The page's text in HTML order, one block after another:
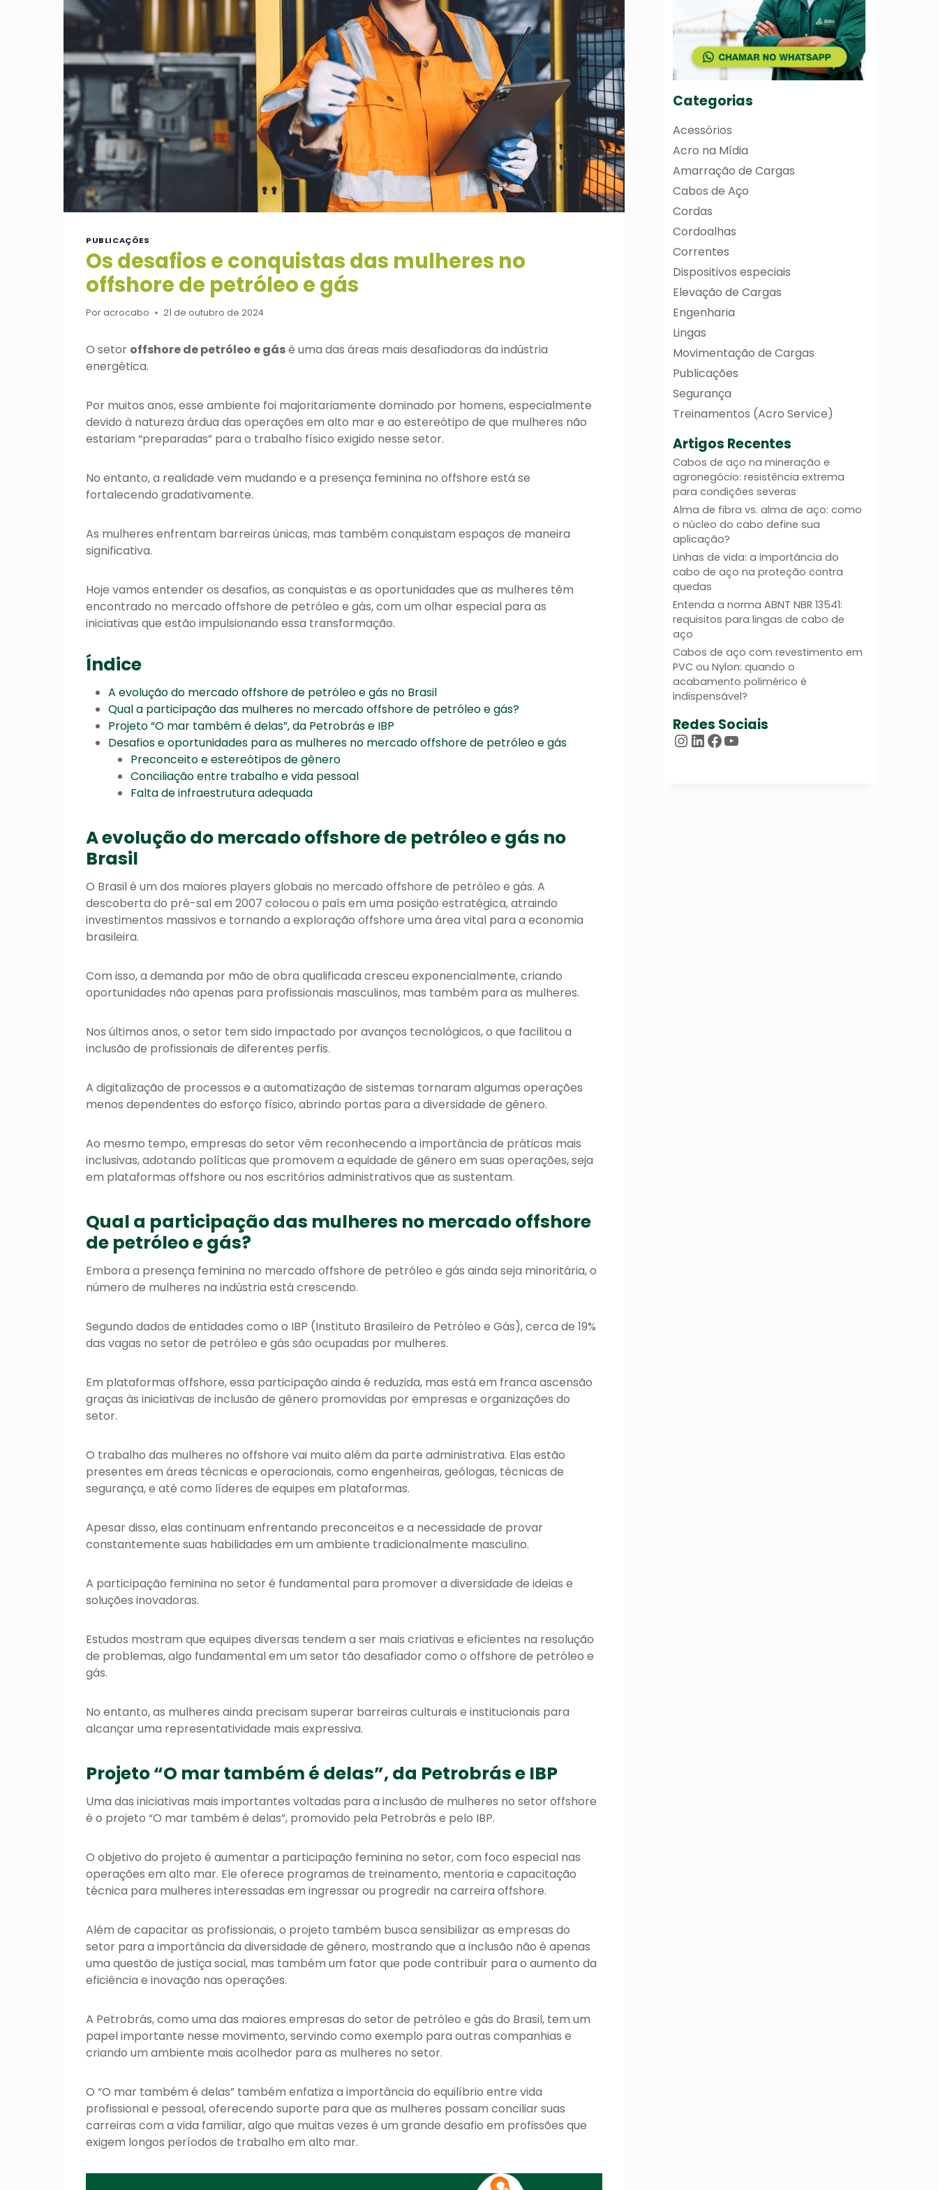
PUBLICAÇÕES
Os desafios e conquistas das mulheres no
offshore de petróleo e gás
Poracrocabo 21 de outubro de 2024
O setor offshore de petróleo e gásé uma das áreas mais desafiadoras da indústria
energética.
Por muitos anos, esse ambiente foi majoritariamente dominado por homens, especialmente
devido à natureza árdua das operações em alto mar e ao estereótipo de que mulheres não
estariam “preparadas” para o trabalho físico exigido nesse setor.
No entanto, a realidade vem mudando e a presença feminina no offshore está se
fortalecendo gradativamente.
As mulheres enfrentam barreiras únicas, mas também conquistam espaços de maneira
significativa.
Hoje vamos entender os desafios, as conquistas e as oportunidades que as mulheres têm
encontrado no mercado offshore de petróleo e gás, com um olhar especial para as
iniciativas que estão impulsionando essa transformação.
Índice
A evolução do mercado offshore de petróleo e gás no Brasil
Qual a participação das mulheres no mercado offshore de petróleo e gás?
Projeto “O mar também é delas”, da Petrobrás e IBP
Desafios e oportunidades para as mulheres no mercado offshore de petróleo e gás
Preconceito e estereótipos de gênero
Conciliação entre trabalho e vida pessoal
Falta de infraestrutura adequada
A evolução do mercado offshore de petróleo e gás no
Brasil
O Brasil é um dos maiores players globais no mercado offshore de petróleo e gás. A
descoberta do pré-sal em 2007 colocou o país em uma posição estratégica, atraindo
investimentos massivos e tornando a exploração offshore uma área vital para a economia
brasileira.
Com isso, a demanda por mão de obra qualificada cresceu exponencialmente, criando
oportunidades não apenas para profissionais masculinos, mas também para as mulheres.
Nos últimos anos, o setor tem sido impactado por avanços tecnológicos, o que facilitou a
inclusão de profissionais de diferentes perfis.
A digitalização de processos e a automatização de sistemas tornaram algumas operações
menos dependentes do esforço físico, abrindo portas para a diversidade de gênero.
Ao mesmo tempo, empresas do setor vêm reconhecendo a importância de práticas mais
inclusivas, adotando políticas que promovem a equidade de gênero em suas operações, seja
em plataformas offshore ou nos escritórios administrativos que as sustentam.
Qual a participação das mulheres no mercado offshore
de petróleo e gás?
Embora a presença feminina no mercado offshore de petróleo e gás ainda seja minoritária, o
número de mulheres na indústria está crescendo.
Segundo dados de entidades como o IBP (Instituto Brasileiro de Petróleo e Gás), cerca de 19%
das vagas no setor de petróleo e gás são ocupadas por mulheres.
Em plataformas offshore, essa participação ainda é reduzida, mas está em franca ascensão
graças às iniciativas de inclusão de gênero promovidas por empresas e organizações do
setor.
O trabalho das mulheres no offshore vai muito além da parte administrativa. Elas estão
presentes em áreas técnicas e operacionais, como engenheiras, geólogas, técnicas de
segurança, e até como líderes de equipes em plataformas.
Apesar disso, elas continuam enfrentando preconceitos e a necessidade de provar
constantemente suas habilidades em um ambiente tradicionalmente masculino.
A participação feminina no setor é fundamental para promover a diversidade de ideias e
soluções inovadoras.
Estudos mostram que equipes diversas tendem a ser mais criativas e eficientes na resolução
de problemas, algo fundamental em um setor tão desafiador como o offshore de petróleo e
gás.
No entanto, as mulheres ainda precisam superar barreiras culturais e institucionais para
alcançar uma representatividade mais expressiva.
Projeto “O mar também é delas”, da Petrobrás e IBP
Uma das iniciativas mais importantes voltadas para a inclusão de mulheres no setor offshore
é o projeto “O mar também é delas”, promovido pela Petrobrás e pelo IBP.
O objetivo do projeto é aumentar a participação feminina no setor, com foco especial nas
operações em alto mar. Ele oferece programas de treinamento, mentoria e capacitação
técnica para mulheres interessadas em ingressar ou progredir na carreira offshore.
Além de capacitar as profissionais, o projeto também busca sensibilizar as empresas do
setor para a importância da diversidade de gênero, mostrando que a inclusão não é apenas
uma questão de justiça social, mas também um fator que pode contribuir para o aumento da
eficiência e inovação nas operações.
A Petrobrás, como uma das maiores empresas do setor de petróleo e gás do Brasil, tem um
papel importante nesse movimento, servindo como exemplo para outras companhias e
criando um ambiente mais acolhedor para as mulheres no setor.
O “O mar também é delas” também enfatiza a importância do equilíbrio entre vida
profissional e pessoal, oferecendo suporte para que as mulheres possam conciliar suas
carreiras com a vida familiar, algo que muitas vezes é um grande desafio em profissões que
exigem longos períodos de trabalho em alto mar.
Categorias
Acessórios
Acro na Mídia
Amarração de Cargas
Cabos de Aço
Cordas
Cordoalhas
Correntes
Dispositivos especiais
Elevação de Cargas
Engenharia
Lingas
Movimentação de Cargas
Publicações
Segurança
Treinamentos (Acro Service)
Artigos Recentes
Cabos de aço na mineração e
agronegócio: resistência extrema
para condições severas
Alma de fibra vs. alma de aço: como
o núcleo do cabo define sua
aplicação?
Linhas de vida: a importância do
cabo de aço na proteção contra
quedas
Entenda a norma ABNT NBR 13541:
requisitos para lingas de cabo de
aço
Cabos de aço com revestimento em
PVC ou Nylon: quando o
acabamento polimérico é
indispensável?
Redes Sociais
Instagram
LinkedIn
Facebook
Youtube